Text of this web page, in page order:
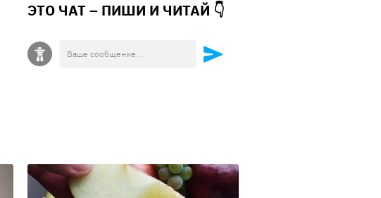
ЭТО ЧАТ – ПИШИ И ЧИТАЙ 👇